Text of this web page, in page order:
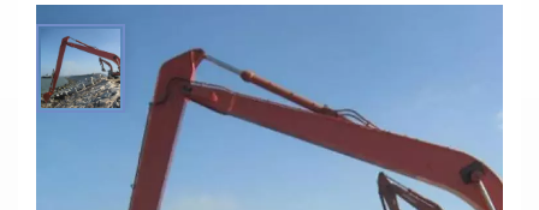
Brazo De Largo Alcance Para ZX350. La
Solución Perfecta Para Dragado De